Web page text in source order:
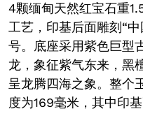
4颗缅甸天然红宝石重
工艺，印基后面雕刻“
号。底座采用紫色巨型
龙，象征紫气东来，黑
呈龙腾四海之象。整个
度为169毫米，其中印